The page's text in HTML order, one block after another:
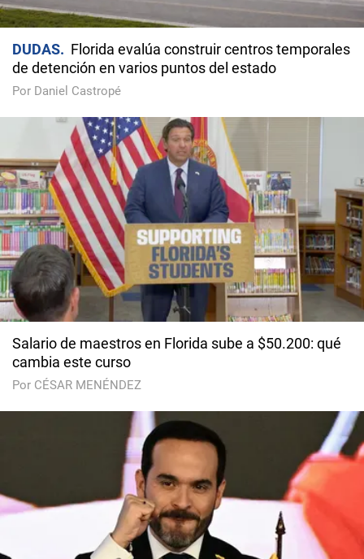
DUDAS
Florida evalúa construir centros temporales
de detención en varios puntos del estado
Por Daniel Castropé
Salario de maestros en Florida sube a $50.200: qué
cambia este curso
Por CÉSAR MENÉNDEZ